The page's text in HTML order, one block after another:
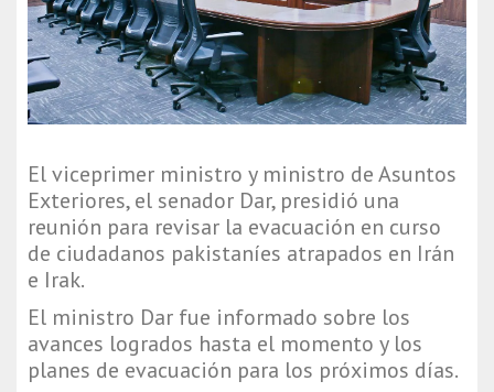
El viceprimer ministro y ministro de Asuntos
Exteriores, el senador Dar, presidió una
reunión para revisar la evacuación en curso
de ciudadanos pakistaníes atrapados en Irán
e Irak.
El ministro Dar fue informado sobre los
avances logrados hasta el momento y los
planes de evacuación para los próximos días.